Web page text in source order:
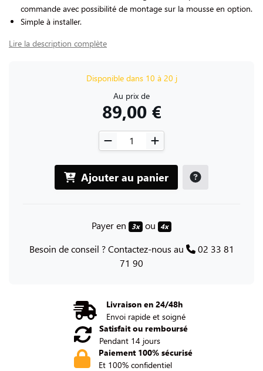
commande avec possibilité de montage sur la mousse en option.
Simple à installer.
Lire la description complète
Disponible dans 10 à 20 j
Au prix de
89,00 €
Ajouter au panier
Payer en 3x ou 4x
Besoin de conseil ? Contactez-nous au
02 33 81
71 90
Livraison en 24/48h
Envoi rapide et soigné
Satisfait ou remboursé
Pendant 14 jours
Paiement 100% sécurisé
Et 100% confidentiel